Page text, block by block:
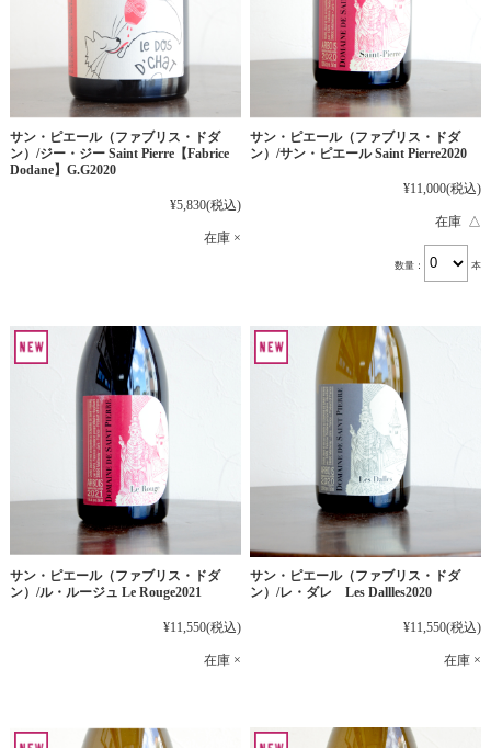
サン・ピエール（ファブリス・ドダ
ン）/ジー・ジー Saint Pierre【Fabrice
Dodane】G.G2020
¥5,830(税込)
在庫 ×
サン・ピエール（ファブリス・ドダ
ン）/サン・ピエール Saint Pierre2020
¥11,000(税込)
在庫 △
数量： 本
サン・ピエール（ファブリス・ドダ
ン）/ル・ルージュ Le Rouge2021
¥11,550(税込)
在庫 ×
サン・ピエール（ファブリス・ドダ
ン）/レ・ダレ Les Dallles2020
¥11,550(税込)
在庫 ×